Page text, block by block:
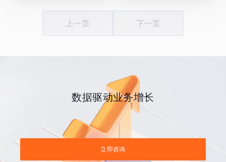
上一页 下一页
数据驱动业务增长
立即咨询